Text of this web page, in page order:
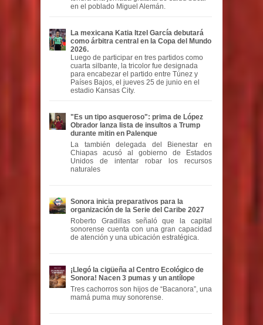
en el poblado Miguel Alemán.
La mexicana Katia Itzel García debutará
como árbitra central en la Copa del Mundo
2026.
Luego de participar en tres partidos como
cuarta silbante, la tricolor fue designada
para encabezar el partido entre Túnez y
Países Bajos, el jueves 25 de junio en el
estadio Kansas City.
"Es un tipo asqueroso": prima de López
Obrador lanza lista de insultos a Trump
durante mitin en Palenque
La también delegada del Bienestar en
Chiapas acusó al gobierno de Estados
Unidos de intentar robar los recursos
naturales
Sonora inicia preparativos para la
organización de la Serie del Caribe 2027
Roberto Gradillas señaló que la capital
sonorense cuenta con una gran capacidad
de atención y una ubicación estratégica.
¡Llegó la cigüeña al Centro Ecológico de
Sonora! Nacen 3 pumas y un antílope
Tres cachorros son hijos de “Bacanora”, una
mamá puma muy sonorense.